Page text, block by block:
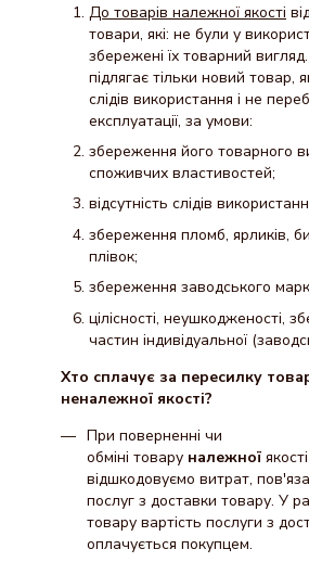
До товарів належної якості
товари, які: не були у
збережені їх товарний
підлягає тільки новий товар,
слідів використання і не
експлуатації, за умови:
збереження його товарного
споживчих властивостей;
відсутність слідів
збереження пломб, ярликів,
плівок;
збереження заводського
цілісності, неушкодженості,
частин індивідуальної
Хто сплачує за пересилку
неналежної якості?
При поверненні чи
обміні товару належної
відшкодовуємо витрат,
послуг з доставки товару. У
товару вартість послуги з
оплачується покупцем.